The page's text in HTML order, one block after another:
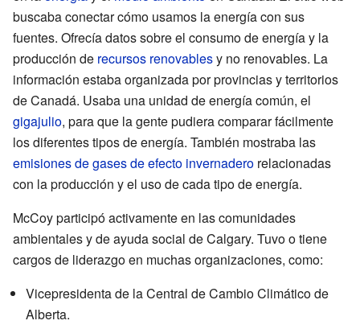
buscaba conectar cómo usamos la energía con sus
fuentes. Ofrecía datos sobre el consumo de energía y la
producción de recursos renovablesy no renovables. La
información estaba organizada por provincias y territorios
de Canadá. Usaba una unidad de energía común, el
gigajulio, para que la gente pudiera comparar fácilmente
los diferentes tipos de energía. También mostraba las
emisiones de gases de efecto invernadero relacionadas
con la producción y el uso de cada tipo de energía.
McCoy participó activamente en las comunidades
ambientales y de ayuda social de Calgary. Tuvo o tiene
cargos de liderazgo en muchas organizaciones, como:
Vicepresidenta de la Central de Cambio Climático de
Alberta.